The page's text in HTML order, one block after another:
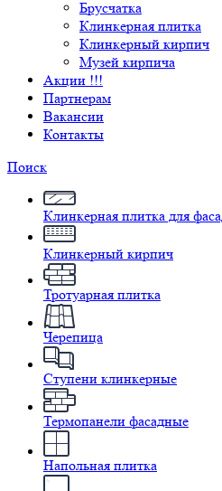
Брусчатка
Клинкерная плитка
Клинкерный кирпич
Музей кирпича
Акции !!!
Партнерам
Вакансии
Контакты
Поиск
Клинкерная плитка для
Клинкерный кирпич
Тротуарная плитка
Черепица
Ступени клинкерные
Термопанели фасадные
Напольная плитка